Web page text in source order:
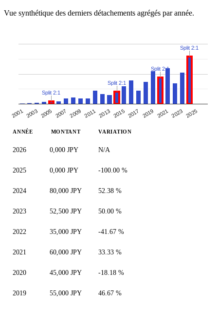
Vue synthétique des derniers détachements agrégés par année.
2001 2003 2005 2007 2009 2011 2013 2015 2017 2019 2021 2023 2025
Split 2:1
Split 2:1
Split 2:1
Split 2:1
ANNÉE MONTANT VARIATION
2026 0,000 JPY N/A
2025 0,000 JPY -100.00 %
2024 80,000 JPY 52.38 %
2023 52,500 JPY 50.00 %
2022 35,000 JPY -41.67 %
2021 60,000 JPY 33.33 %
2020 45,000 JPY -18.18 %
2019 55,000 JPY 46.67 %